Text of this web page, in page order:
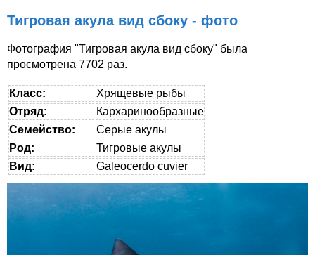
Тигровая акула вид сбоку - фото
Фотография "Тигровая акула вид сбоку" была
просмотрена 7702 раз.
Класс:
Хрящевые рыбы
Отряд:
Кархаринообразные
Семейство:
Серые акулы
Род:
Тигровые акулы
Вид:
Galeocerdo cuvier